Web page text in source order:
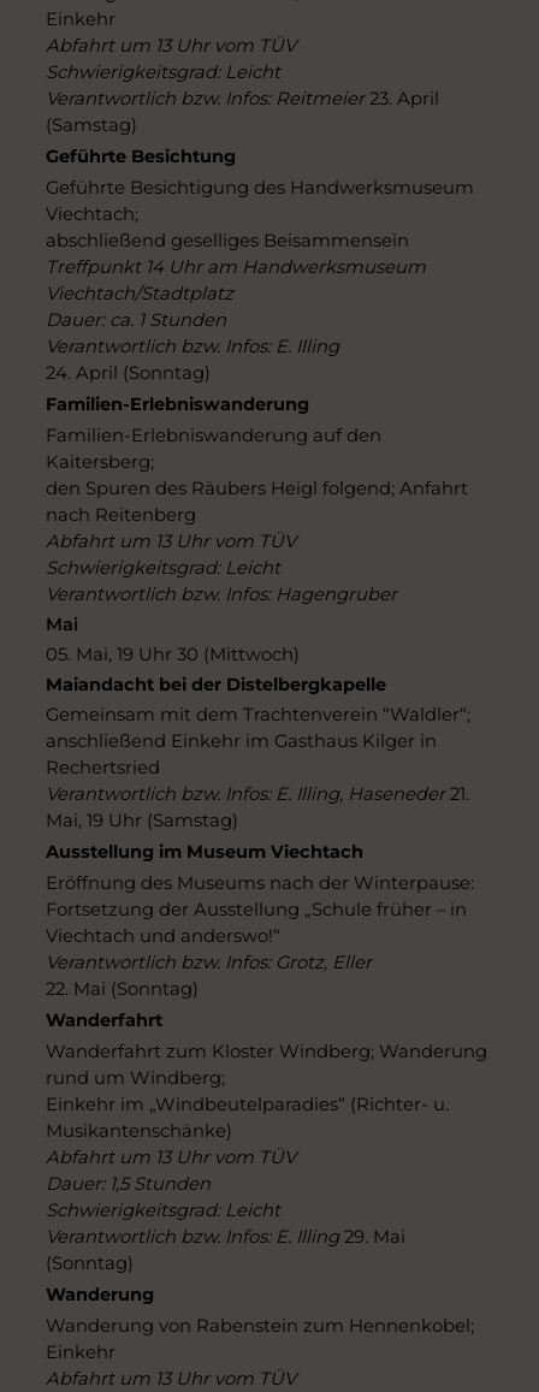
Einkehr
Abfahrt um 13 Uhr vom TÜV
Schwierigkeitsgrad: Leicht
Verantwortlich bzw. Infos: Reitmeier23. April
(Samstag)
Geführte Besichtung
Geführte Besichtigung des Handwerksmuseum
Viechtach;
abschließend geselliges Beisammensein
Treffpunkt 14 Uhr am Handwerksmuseum
Viechtach/Stadtplatz
Dauer: ca. 1 Stunden
Verantwortlich bzw. Infos: E. Illing
24. April (Sonntag)
Familien-Erlebniswanderung
Familien-Erlebniswanderung auf den
Kaitersberg;
den Spuren des Räubers Heigl folgend; Anfahrt
nach Reitenberg
Abfahrt um 13 Uhr vom TÜV
Schwierigkeitsgrad: Leicht
Verantwortlich bzw. Infos: Hagengruber
Mai
05. Mai, 19 Uhr 30 (Mittwoch)
Maiandacht bei der Distelbergkapelle
Gemeinsam mit dem Trachtenverein “Waldler“;
anschließend Einkehr im Gasthaus Kilger in
Rechertsried
Verantwortlich bzw. Infos: E. Illing, Haseneder21.
Mai, 19 Uhr (Samstag)
Ausstellung im Museum Viechtach
Eröffnung des Museums nach der Winterpause:
Fortsetzung der Ausstellung „Schule früher – in
Viechtach und anderswo!“
Verantwortlich bzw. Infos: Grotz, Eller
22. Mai (Sonntag)
Wanderfahrt
Wanderfahrt zum Kloster Windberg; Wanderung
rund um Windberg;
Einkehr im „Windbeutelparadies“ (Richter- u.
Musikantenschänke)
Abfahrt um 13 Uhr vom TÜV
Dauer: 1,5 Stunden
Schwierigkeitsgrad: Leicht
Verantwortlich bzw. Infos: E. Illing29. Mai
(Sonntag)
Wanderung
Wanderung von Rabenstein zum Hennenkobel;
Einkehr
Abfahrt um 13 Uhr vom TÜV